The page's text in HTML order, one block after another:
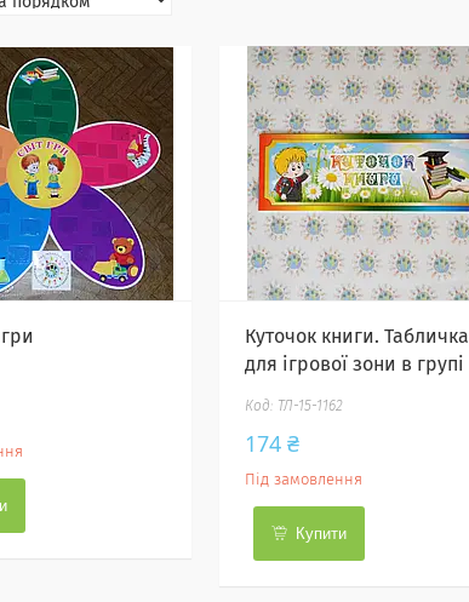
Куточок книги. Табличка
для ігрової зони в групі
ТЛ-15-1162
174 ₴
Під замовлення
Купити